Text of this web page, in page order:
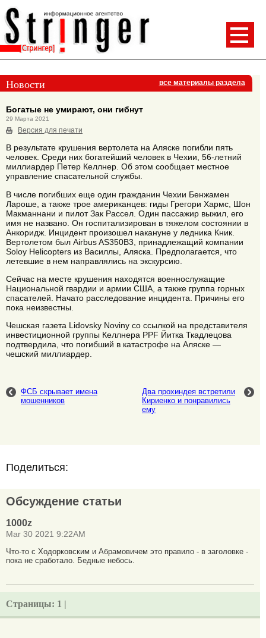
Новости все материалы раздела
Богатые не умирают, они гибнут
29 Марта 2021
Версия для печати
В результате крушения вертолета на Аляске погибли пять
человек. Среди них богатейший человек в Чехии, 56-летний
миллиардер Петер Келлнер. Об этом сообщает местное
управление спасательной службы.
В числе погибших еще один гражданин Чехии Бенжамен
Лароше, а также трое американцев: гиды Грегори Хармс, Шон
Макманнани и пилот Зак Рассел. Один пассажир выжил, его
имя не названо. Он госпитализирован в тяжелом состоянии в
Анкоридж. Инцидент произошел накануне у ледника Кник.
Вертолетом был Airbus AS350B3, принадлежащий компании
Soloy Helicopters из Василлы, Аляска. Предполагается, что
летевшие в нем направлялись на экскурсию.
Сейчас на месте крушения находятся военнослужащие
Национальной гвардии и армии США, а также группа горных
спасателей. Начато расследование инцидента. Причины его
пока неизвестны.
Чешская газета Lidovsky Noviny со ссылкой на представителя
инвестиционной группы Келлнера PPF Йитка Ткадлецова
подтвердила, что погибший в катастрофе на Аляске —
чешский миллиардер.
ФСБ скрывает имена
мошенников
Два прохиндея встретили
Кириенко и понравились
ему
Поделиться:
Обсуждение статьи
1000z
Mar 30 2021 9:22AM
Что-то с Ходорковским и Абрамовичем это правило - в заголовке -
пока не сработало. Бедные небось.
Страницы: 1 |